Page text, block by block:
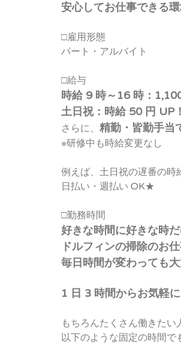
安心してお仕事できる
□雇用形態
パート・アルバイト
□給与
時給 9 時～16 時：
土日祝：時給 50 円 UP！
さらに、 精勤・皆勤手
※研修中も時給変更なし
例えば、土日祝の遅番の時
日払い・週払い OK★
□勤務時間
好きな時間に好きな時
ドルフィンの掃除のお
毎日時間が変わっても大
1 日 3 時間からお気軽
もちろんたくさん働きた
以下のような固定の時間で